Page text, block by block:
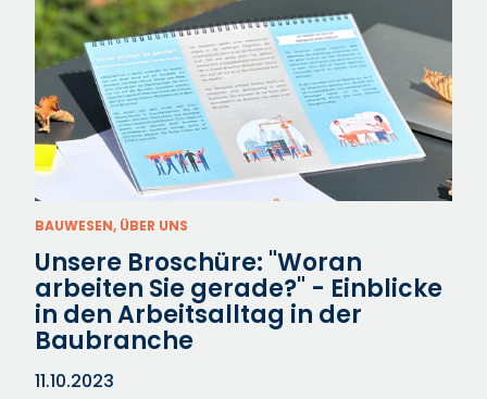
BAUWESEN, ÜBER UNS
Unsere Broschüre: "Woran
arbeiten Sie gerade?" - Einblicke
in den Arbeitsalltag in der
Baubranche
11.10.2023